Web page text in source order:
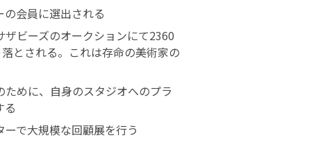
会員に選出される
ザビーズのオークションにて2360
とされる。これは存命の美術家の
めに、自身のスタジオへのプラ
る
で大規模な回顧展を行う